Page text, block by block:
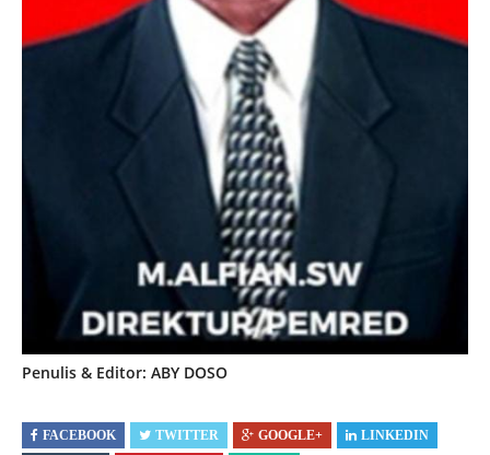
Penulis & Editor: ABY DOSO
FACEBOOK TWITTER GOOGLE+ LINKEDIN